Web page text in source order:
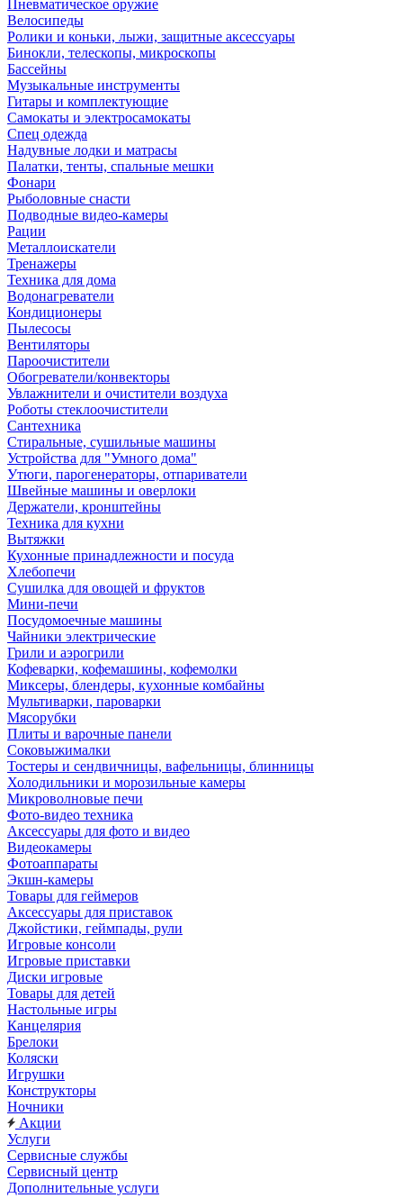
Пневматическое оружие
Велосипеды
Ролики и коньки, лыжи, защитные аксессуары
Бинокли, телескопы, микроскопы
Бассейны
Музыкальные инструменты
Гитары и комплектующие
Самокаты и электросамокаты
Спец одежда
Надувные лодки и матрасы
Палатки, тенты, спальные мешки
Фонари
Рыболовные снасти
Подводные видео-камеры
Рации
Металлоискатели
Тренажеры
Техника для дома
Водонагреватели
Кондиционеры
Пылесосы
Вентиляторы
Пароочистители
Обогреватели/конвекторы
Увлажнители и очистители воздуха
Роботы стеклоочистители
Сантехника
Стиральные, сушильные машины
Устройства для "Умного дома"
Утюги, парогенераторы, отпариватели
Швейные машины и оверлоки
Держатели, кронштейны
Техника для кухни
Вытяжки
Кухонные принадлежности и посуда
Хлебопечи
Сушилка для овощей и фруктов
Мини-печи
Посудомоечные машины
Чайники электрические
Грили и аэрогрили
Кофеварки, кофемашины, кофемолки
Миксеры, блендеры, кухонные комбайны
Мультиварки, пароварки
Мясорубки
Плиты и варочные панели
Соковыжималки
Тостеры и сендвичницы, вафельницы, блинницы
Холодильники и морозильные камеры
Микроволновые печи
Фото-видео техника
Аксессуары для фото и видео
Видеокамеры
Фотоаппараты
Экшн-камеры
Товары для геймеров
Аксессуары для приставок
Джойстики, геймпады, рули
Игровые консоли
Игровые приставки
Диски игровые
Товары для детей
Настольные игры
Канцелярия
Брелоки
Коляски
Игрушки
Конструкторы
Ночники
Акции
Услуги
Сервисные службы
Сервисный центр
Дополнительные услуги